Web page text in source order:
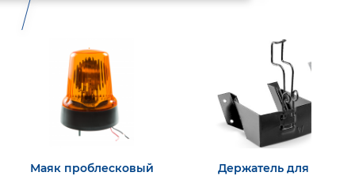
Маяк проблесковый
Держатель для